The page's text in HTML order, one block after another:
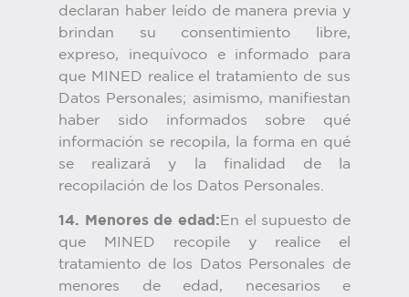
declaran haber leído de manera previa y
brindan su consentimiento libre,
expreso, inequívoco e informado para
que MINED realice el tratamiento de sus
Datos Personales; asimismo, manifiestan
haber sido informados sobre qué
información se recopila, la forma en qué
se realizará y la finalidad de la
recopilación de los Datos Personales.
14. Menores de edad: En el supuesto de
que MINED recopile y realice el
tratamiento de los Datos Personales de
menores de edad, necesarios e